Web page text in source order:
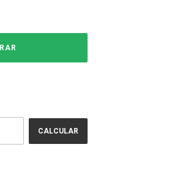
CALCULAR